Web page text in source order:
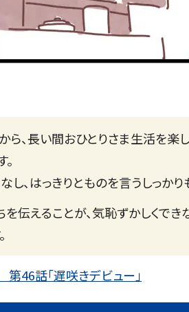
ら、長い間おひとりさま生活を楽
し、はっきりとものを言うしっか
伝えることが、気恥ずかしくで
46話「遅咲きデビュー」